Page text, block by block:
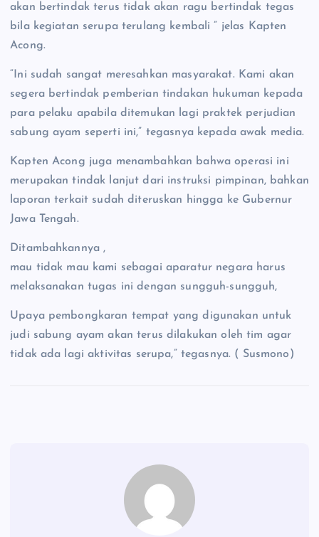
akan bertindak terus tidak akan ragu bertindak tegas
bila kegiatan serupa terulang kembali ” jelas Kapten
Acong.
“Ini sudah sangat meresahkan masyarakat. Kami akan
segera bertindak pemberian tindakan hukuman kepada
para pelaku apabila ditemukan lagi praktek perjudian
sabung ayam seperti ini,” tegasnya kepada awak media.
Kapten Acong juga menambahkan bahwa operasi ini
merupakan tindak lanjut dari instruksi pimpinan, bahkan
laporan terkait sudah diteruskan hingga ke Gubernur
Jawa Tengah.
Ditambahkannya ,
mau tidak mau kami sebagai aparatur negara harus
melaksanakan tugas ini dengan sungguh-sungguh,
Upaya pembongkaran tempat yang digunakan untuk
judi sabung ayam akan terus dilakukan oleh tim agar
tidak ada lagi aktivitas serupa,” tegasnya. ( Susmono)